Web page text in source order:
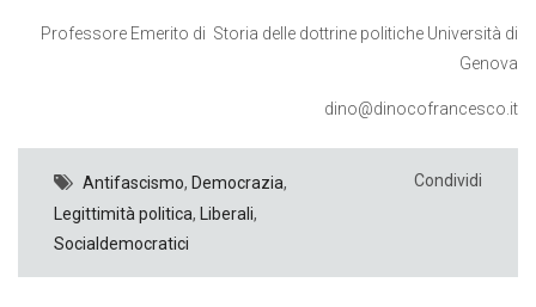
Professore Emerito di Storia delle dottrine politiche Università di
Genova
dino@dinocofrancesco.it
Antifascismo, Democrazia,
Legittimità politica, Liberali,
Socialdemocratici
Condividi